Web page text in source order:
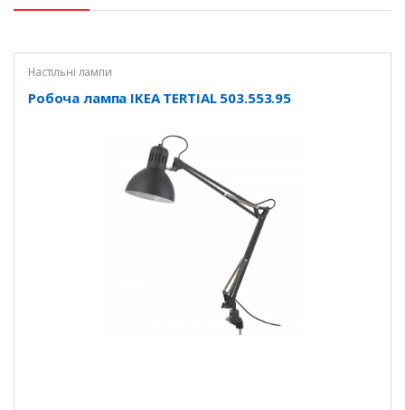
Настільні лампи
Робоча лампа IKEA TERTIAL 503.553.95